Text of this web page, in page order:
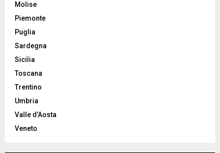
Molise
Piemonte
Puglia
Sardegna
Sicilia
Toscana
Trentino
Umbria
Valle d’Aosta
Veneto